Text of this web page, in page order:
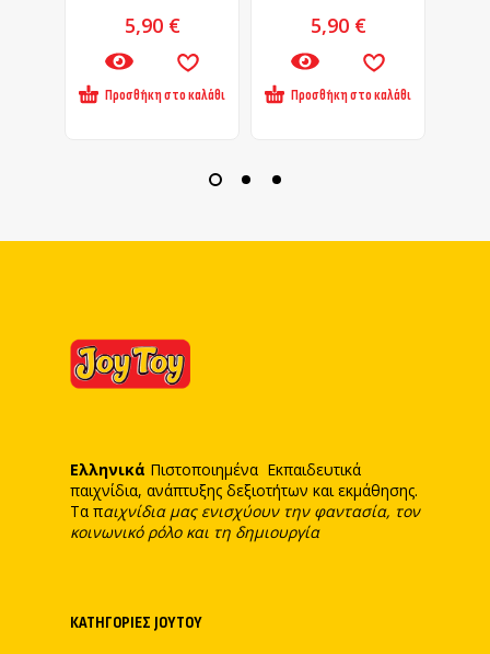
5,90 €
Προσθήκη στο καλάθι
5,90 €
Προσθήκη στο καλάθι
Ελληνικά Πιστοποιημένα Εκπαιδευτικά
παιχνίδια, ανάπτυξης δεξιοτήτων και εκμάθησης.
Τα παιχνίδια μας ενισχύουν την φαντασία, τον
κοινωνικό ρόλο και τη δημιουργία
ΚΑΤΗΓΟΡΊΕΣ JOYTOY